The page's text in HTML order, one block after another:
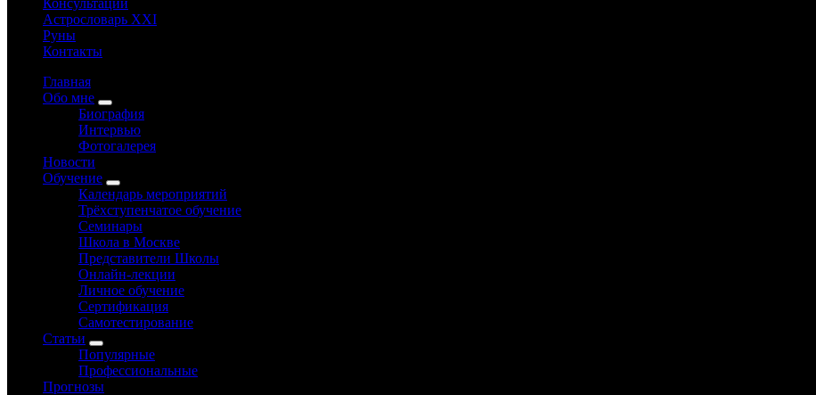
Астрословарь XXI
Руны
Контакты
Главная
Обо мне
Биография
Интервью
Фотогалерея
Новости
Обучение
Календарь мероприятий
Трёхступенчатое обучение
Семинары
Школа в Москве
Представители Школы
Онлайн-лекции
Личное обучение
Сертификация
Самотестирование
Статьи
Популярные
Профессиональные
Прогнозы